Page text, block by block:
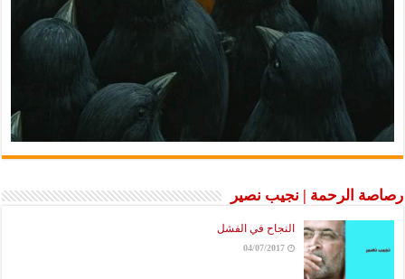
الرحمة | نجيب نصير
النجاح في الفشل
04/07/2017